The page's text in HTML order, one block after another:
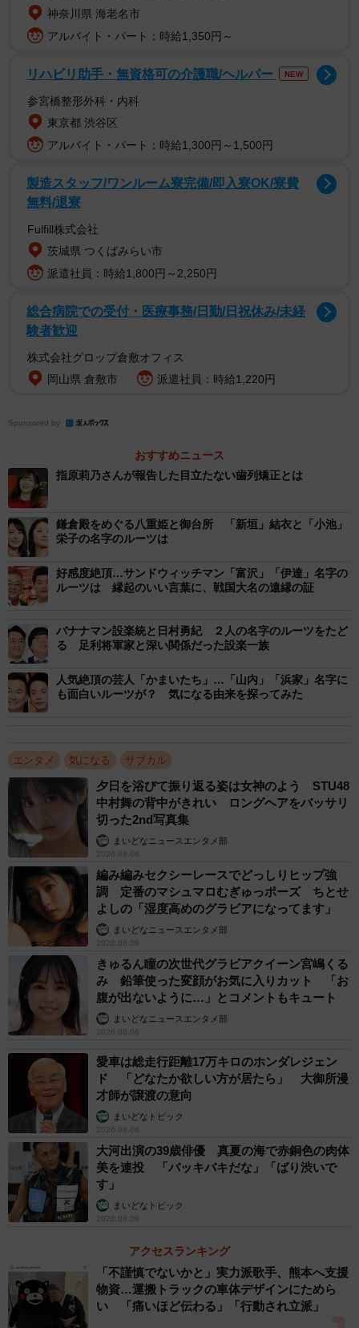
だはずだ。しかし、今では「指原」という名字を「さしは
ら」と読むのは常識。一人で世間の常識を変えてしまった
さて、この「指原」という名字、全国ランキングでは
11000位台。1万位以下は珍しい名字なので、「指原」も珍
しい名字である。大分県以外にはほとんどなく、指原莉乃
中しているという1点集中型の名字で、この地にルーツがあ
るのは間違いない。
とくに多いのが、大分市東部の丹川地区。市内には「佐志
原」という名字もあり、「さしはら」という言葉がルーツ
では「さしはら」とはどういう場所を指すのだろうか。
「さし」は動詞「さす」の連用形で、いろいろな意味があ
言ったというものだ。これは武蔵国を中心に東日本でよく
使われ、東京都文京区白山は古くは小石川指ヶ谷（さすが
や）という地名だった。また、西武池袋線の電車の行先と
して知られる埼玉県所沢市の「小手指（こてさし）」とい
う地名も、焼畑に因む地名といわれる。
もう1つが、真っすぐな地形や細長い地形を指すというも
古代から「丹生郷」として資料にも登場する。この川沿い
に古くから開けた谷間を「さしはら」と呼び、ここに住ん
だ一族が「さしはら」を名字として、「指原」という漢字
をあてたのが由来だと思われる。
神奈川県 海老名市
アルバイト・パート：時給1,350円～
リハビリ助手・無資格可の介護職/ヘルパー NEW
参宮橋整形外科・内科
東京都 渋谷区
アルバイト・パート：時給1,300円～1,500円
製造スタッフ/ワンルーム寮完備/即入寮OK/寮費
無料/退寮
Fulfill株式会社
茨城県 つくばみらい市
派遣社員：時給1,800円～2,250円
総合病院での受付・医療事務/日勤/日祝休み/未経
験者歓迎
株式会社グロップ倉敷オフィス
岡山県 倉敷市
派遣社員：時給1,220円
Sponsored by
おすすめニュース
指原莉乃さんが報告した目立たない歯列矯正とは
鎌倉殿をめぐる八重姫と御台所 「新垣」結衣と「小池」
栄子の名字のルーツは
好感度絶頂…サンドウィッチマン「富沢」「伊達」名字の
ルーツは 縁起のいい言葉に、戦国大名の遠縁の証
バナナマン設楽統と日村勇紀 ２人の名字のルーツをたど
る 足利将軍家と深い関係だった設楽一族
人気絶頂の芸人「かまいたち」…「山内」「浜家」名字に
も面白いルーツが？ 気になる由来を探ってみた
エンタメ 気になる サブカル
夕日を浴びて振り返る姿は女神のよう STU48
中村舞の背中がきれい ロングヘアをバッサリ
切った2nd写真集
まいどなニュースエンタメ部
2026.08.06
編み編みセクシーレースでどっしりヒップ強
調 定番のマシュマロむぎゅっポーズ ちとせ
よしの「湿度高めのグラビアになってます」
まいどなニュースエンタメ部
2026.08.06
きゅるん瞳の次世代グラビアクイーン宮嶋くる
み 鉛筆使った変顔がお気に入りカット 「お
腹が出ないように…」とコメントもキュート
まいどなニュースエンタメ部
2026.08.06
愛車は総走行距離17万キロのホンダレジェン
ド 「どなたか欲しい方が居たら」 大御所漫
才師が譲渡の意向
まいどなトピック
2026.08.06
大河出演の39歳俳優 真夏の海で赤銅色の肉体
美を連投 「バッキバキだな」「ばり渋いで
す」
まいどなトピック
2026.08.06
アクセスランキング
「不謹慎でないかと」実力派歌手、熊本へ支援
物資…運搬トラックの車体デザインにためら
い 「痛いほど伝わる」「行動され立派」